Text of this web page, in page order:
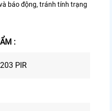
báo động, tránh tính trạng
:
PIR